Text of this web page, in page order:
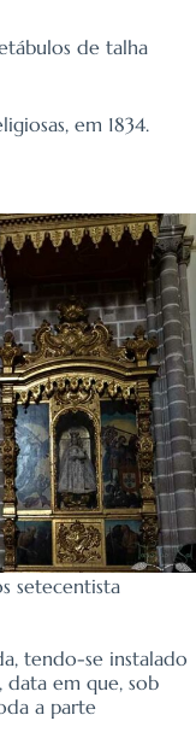
de talha
em 1834.
setecentista
tendo-se instalado
data em que, sob
a parte